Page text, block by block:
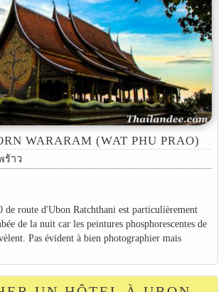
WARARAM (WAT PHU PRAO)
ร้าว
de route d'Ubon Ratchthani est particulièrement
de la nuit car les peintures phosphorescentes de
Pas évident à bien photographier mais